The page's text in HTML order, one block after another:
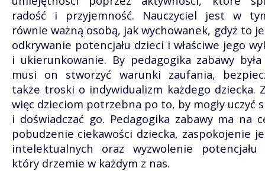
radość i przyjemność. Nauczyciel jest w
równie ważną osobą, jak wychowanek, gdyż to
odkrywanie potencjału dzieci i właściwe jego
i ukierunkowanie. By pedagogika zabawy
musi on stworzyć warunki zaufania,
także troski o indywidualizm każdego dziecka.
więc dzieciom potrzebna po to, by mogły uczyć
i doświadczać go. Pedagogika zabawy ma na
pobudzenie ciekawości dziecka, zaspokojenie
intelektualnych oraz wyzwolenie potencjału
który drzemie w każdym z nas.